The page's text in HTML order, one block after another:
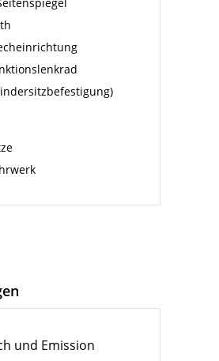
und Emission